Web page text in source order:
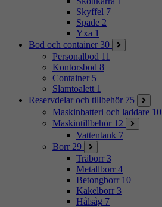
Skyffel 7
Spade 2
Yxa 1
Bod och container 30
Personalbod 11
Kontorsbod 8
Container 5
Slamtoalett 1
Reservdelar och tillbehör 75
Maskinbatteri och laddare 10
Maskintillbehör 12
Vattentank 7
Borr 29
Träborr 3
Metallborr 4
Betongborr 10
Kakelborr 3
Hålsåg 7